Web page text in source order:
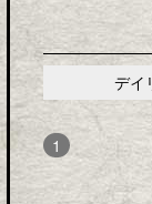
デイ